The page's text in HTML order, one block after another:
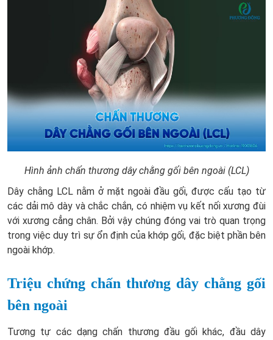
Hình ảnh chấn thương dây chằng gối bên ngoài (LCL)
Dây chằng LCL nằm ở mặt ngoài đầu gối, được cấu tạo từ
các dải mô dày và chắc chắn, có nhiệm vụ kết nối xương đùi
với xương cẳng chân. Bởi vậy chúng đóng vai trò quan trọng
trong việc duy trì sự ổn định của khớp gối, đặc biệt phần bên
ngoài khớp.
Triệu chứng chấn thương dây chằng gối
bên ngoài
Tương tự các dạng chấn thương đầu gối khác, đầu dây